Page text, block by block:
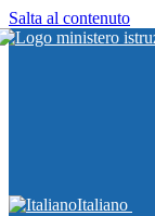
Salta al contenuto
Italiano